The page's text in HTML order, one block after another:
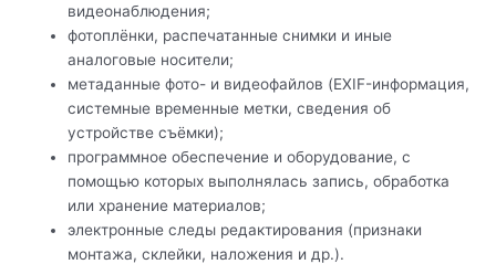
видеонаблюдения;
фотоплёнки, распечатанные снимки и иные
аналоговые носители;
метаданные фото- и видеофайлов (EXIF-информация,
системные временные метки, сведения об
устройстве съёмки);
программное обеспечение и оборудование, с
помощью которых выполнялась запись, обработка
или хранение материалов;
электронные следы редактирования (признаки
монтажа, склейки, наложения и др.).